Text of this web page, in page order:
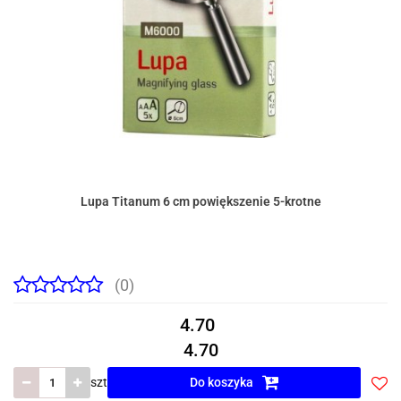
Lupa Titanum 6 cm powiększenie 5-krotne
(0)
4.70
4.70
szt Do koszyka